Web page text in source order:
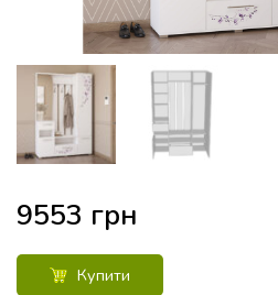
9553 грн
Купити